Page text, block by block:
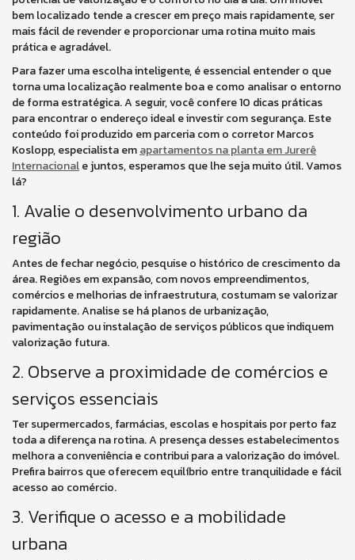
bem localizado tende a crescer em preço mais rapidamente, ser
mais fácil de revender e proporcionar uma rotina muito mais
prática e agradável.
Para fazer uma escolha inteligente, é essencial entender o que
torna uma localização realmente boa e como analisar o entorno
de forma estratégica. A seguir, você confere 10 dicas práticas
para encontrar o endereço ideal e investir com segurança. Este
conteúdo foi produzido em parceria com o corretor Marcos
Koslopp, especialista emapartamentos na planta em Jurerê
Internacionale juntos, esperamos que lhe seja muito útil. Vamos
lá?
1. Avalie o desenvolvimento urbano da
região
Antes de fechar negócio, pesquise o histórico de crescimento da
área. Regiões em expansão, com novos empreendimentos,
comércios e melhorias de infraestrutura, costumam se valorizar
rapidamente. Analise se há planos de urbanização,
pavimentação ou instalação de serviços públicos que indiquem
valorização futura.
2. Observe a proximidade de comércios e
serviços essenciais
Ter supermercados, farmácias, escolas e hospitais por perto faz
toda a diferença na rotina. A presença desses estabelecimentos
melhora a conveniência e contribui para a valorização do imóvel.
Prefira bairros que oferecem equilíbrio entre tranquilidade e fácil
acesso ao comércio.
3. Verifique o acesso e a mobilidade
urbana